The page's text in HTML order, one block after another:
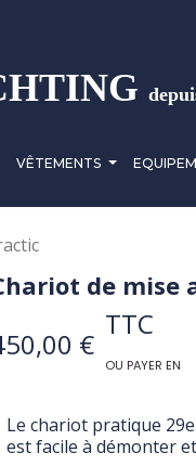
VÊTEMENTS
de mise
€
TTC
OU PAYER EN
Le chariot pratique
est facile à démonter